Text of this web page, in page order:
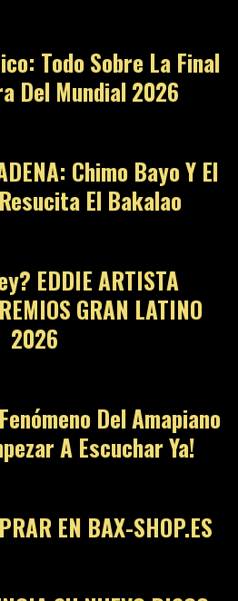
Todo Sobre La Final
Del Mundial 2026
Chimo Bayo Y El
El Bakalao
EDDIE ARTISTA
GRAN LATINO
2026
Del Amapiano
A Escuchar Ya!
EN BAX-SHOP.ES